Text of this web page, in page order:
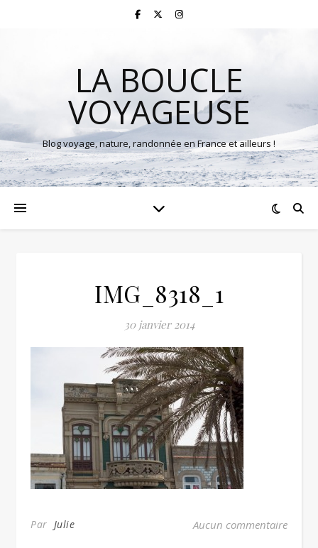
LA BOUCLE
VOYAGEUSE
Blog voyage, nature, randonnée en France et ailleurs !
IMG_8318_1
30 janvier 2014
Par Julie Aucun commentaire